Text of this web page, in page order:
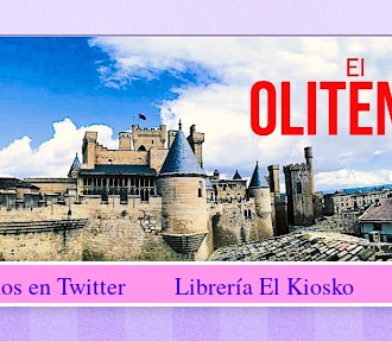
en Twitter Librería El Kiosko